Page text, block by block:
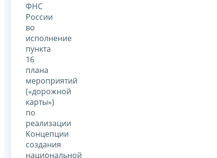
ФНС
России
во
исполнение
пункта
16
плана
мероприятий
(«дорожной
карты»)
по
реализации
Концепции
создания
национальной